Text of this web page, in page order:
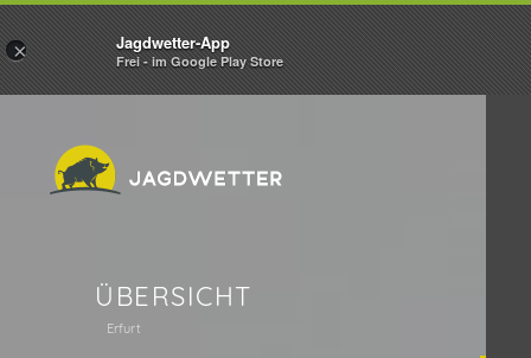
× Jagdwetter-App
Frei - im Google Play Store
ÜBERSICHT
Erfurt